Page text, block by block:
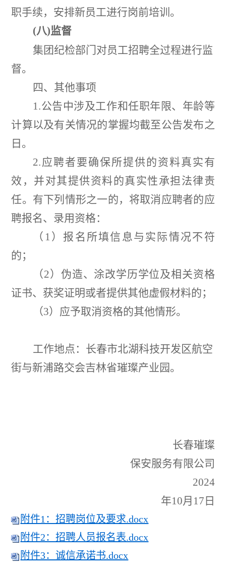
职手续，安排新员工进行岗前培训。
(八)监督
集团纪检部门对员工招聘全过程进行监
督。
四、其他事项
1.公告中涉及工作和任职年限、年龄等
计算以及有关情况的掌握均截至公告发布之
日。
2. 应聘者要确保所提供的资料真实有
效，并对其提供资料的真实性承担法律责
任。有下列情形之一的，将取消应聘者的应
聘报名、录用资格：
（ 1 ）报名所填信息与实际情况不符
的；
（2）伪造、涂改学历学位及相关资格
证书、获奖证明或者提供其他虚假材料的；
（3）应予取消资格的其他情形。
工作地点：长春市北湖科技开发区航空
街与新浦路交会吉林省璀璨产业园。
长春璀璨
保安服务有限公司
2024
年10月 17 日
附件1：招聘岗位及要求.docx
附件2：招聘人员报名表.docx
附件3：诚信承诺书.docx